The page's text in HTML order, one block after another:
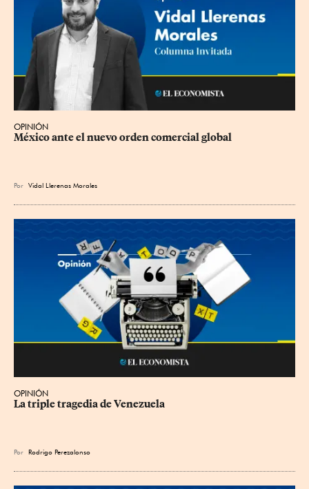
OPINIÓN
México ante el nuevo orden comercial global
Por Vidal Llerenas Morales
OPINIÓN
La triple tragedia de Venezuela
Por Rodrigo Perezalonso